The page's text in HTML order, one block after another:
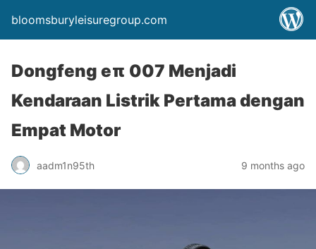
bloomsburyleisuregroup.com
Dongfeng eπ 007 Menjadi
Kendaraan Listrik Pertama dengan
Empat Motor
aadm1n95th 9 months ago